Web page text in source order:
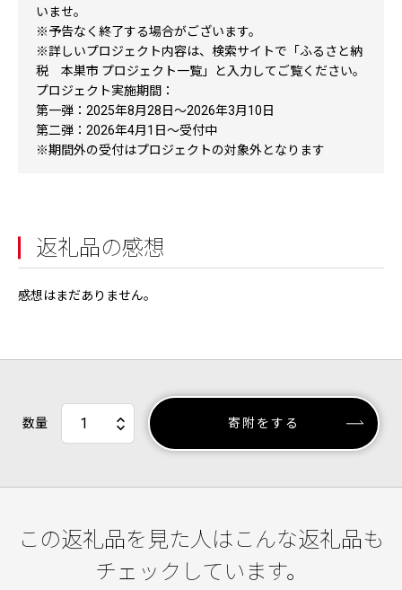
いませ。
※予告なく終了する場合がございます。
※詳しいプロジェクト内容は、検索サイトで「ふるさと納
税 本巣市 プロジェクト一覧」と入力してご覧ください。
プロジェクト実施期間：
第一弾：2025年8月28日〜2026年3月10日
第二弾：2026年4月1日〜受付中
※期間外の受付はプロジェクトの対象外となります
返礼品の感想
感想はまだありません。
数量 寄附をする
この返礼品を見た人はこんな返礼品も
チェックしています。